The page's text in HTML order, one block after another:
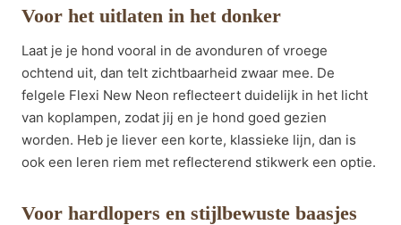
Voor het uitlaten in het donker
Laat je je hond vooral in de avonduren of vroege
ochtend uit, dan telt zichtbaarheid zwaar mee. De
felgele Flexi New Neon reflecteert duidelijk in het licht
van koplampen, zodat jij en je hond goed gezien
worden. Heb je liever een korte, klassieke lijn, dan is
ook een leren riem met reflecterend stikwerk een optie.
Voor hardlopers en stijlbewuste baasjes